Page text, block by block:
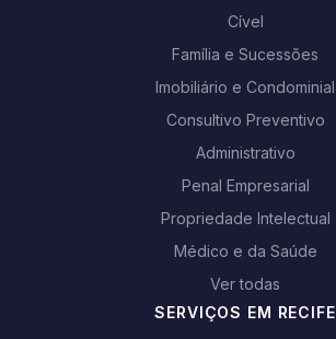
Cível
Família e Sucessões
Imobiliário e Condominial
Consultivo Preventivo
Administrativo
Penal Empresarial
Propriedade Intelectual
Médico e da Saúde
Ver todas
SERVIÇOS EM RECIFE